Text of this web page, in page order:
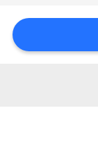
का
अनुरोध